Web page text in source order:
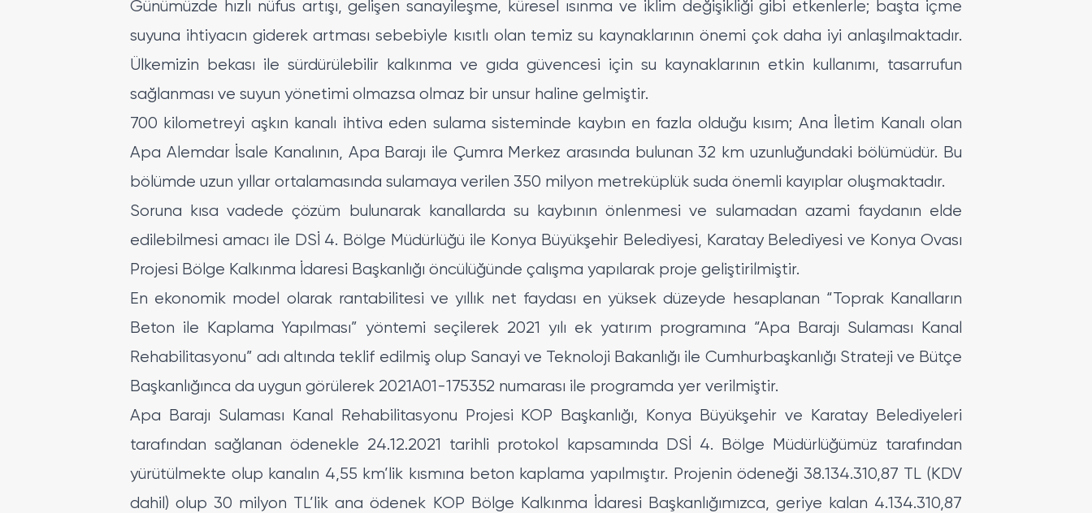
Günümüzde hızlı nüfus artışı, gelişen sanayileşme, küresel ısınma ve iklim değişikliği gibi etkenlerle; başta içme
suyuna ihtiyacın giderek artması sebebiyle kısıtlı olan temiz su kaynaklarının önemi çok daha iyi anlaşılmaktadır.
Ülkemizin bekası ile sürdürülebilir kalkınma ve gıda güvencesi için su kaynaklarının etkin kullanımı, tasarrufun
sağlanması ve suyun yönetimi olmazsa olmaz bir unsur haline gelmiştir.
700 kilometreyi aşkın kanalı ihtiva eden sulama sisteminde kaybın en fazla olduğu kısım; Ana İletim Kanalı olan
Apa Alemdar İsale Kanalının, Apa Barajı ile Çumra Merkez arasında bulunan 32 km uzunluğundaki bölümüdür. Bu
bölümde uzun yıllar ortalamasında sulamaya verilen 350 milyon metreküplük suda önemli kayıplar oluşmaktadır.
Soruna kısa vadede çözüm bulunarak kanallarda su kaybının önlenmesi ve sulamadan azami faydanın elde
edilebilmesi amacı ile DSİ 4. Bölge Müdürlüğü ile Konya Büyükşehir Belediyesi, Karatay Belediyesi ve Konya Ovası
Projesi Bölge Kalkınma İdaresi Başkanlığı öncülüğünde çalışma yapılarak proje geliştirilmiştir.
En ekonomik model olarak rantabilitesi ve yıllık net faydası en yüksek düzeyde hesaplanan “Toprak Kanalların
Beton ile Kaplama Yapılması” yöntemi seçilerek 2021 yılı ek yatırım programına “Apa Barajı Sulaması Kanal
Rehabilitasyonu” adı altında teklif edilmiş olup Sanayi ve Teknoloji Bakanlığı ile Cumhurbaşkanlığı Strateji ve Bütçe
Başkanlığınca da uygun görülerek 2021A01-175352 numarası ile programda yer verilmiştir.
Apa Barajı Sulaması Kanal Rehabilitasyonu Projesi KOP Başkanlığı, Konya Büyükşehir ve Karatay Belediyeleri
tarafından sağlanan ödenekle 24.12.2021 tarihli protokol kapsamında DSİ 4. Bölge Müdürlüğümüz tarafından
yürütülmekte olup kanalın 4,55 km’lik kısmına beton kaplama yapılmıştır. Projenin ödeneği 38.134.310,87 TL (KDV
dahil) olup 30 milyon TL’lik ana ödenek KOP Bölge Kalkınma İdaresi Başkanlığımızca, geriye kalan 4.134.310,87